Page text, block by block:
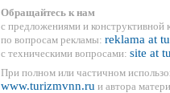
Обращайтесь к нам
с предложениями и конструктивной
по вопросам рекламы: reklama at
с техническими вопросами: site at
При полном или частичном
www.turizmvnn.ru и автора